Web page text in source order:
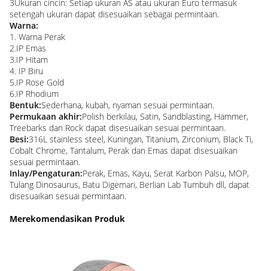
3Ukuran cincin: Setiap ukuran AS atau ukuran Euro termasuk
setengah ukuran dapat disesuaikan sebagai permintaan.
Warna:
1. Warna Perak
2.IP Emas
3.IP Hitam
4. IP Biru
5.IP Rose Gold
6.IP Rhodium
Bentuk:Sederhana, kubah, nyaman sesuai permintaan.
Permukaan akhir:Polish berkilau, Satin, Sandblasting, Hammer,
Treebarks dan Rock dapat disesuaikan sesuai permintaan.
Besi:316L stainless steel, Kuningan, Titanium, Zirconium, Black Ti,
Cobalt Chrome, Tantalum, Perak dan Emas dapat disesuaikan
sesuai permintaan.
Inlay/Pengaturan:Perak, Emas, Kayu, Serat Karbon Palsu, MOP,
Tulang Dinosaurus, Batu Digemari, Berlian Lab Tumbuh dll, dapat
disesuaikan sesuai permintaan.
Merekomendasikan Produk